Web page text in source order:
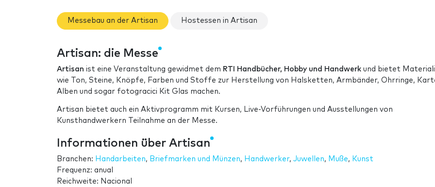
Messebau an der Artisan Hostessen in Artisan
Artisan: die Messe
Artisan ist eine Veranstaltung gewidmet dem RTI Handbücher, Hobby und Handwerk und bietet
wie Ton, Steine, Knöpfe, Farben und Stoffe zur Herstellung von Halsketten, Armbänder, Ohrringe,
Alben und sogar fotogracici Kit Glas machen.
Artisan bietet auch ein Aktivprogramm mit Kursen, Live-Vorführungen und Ausstellungen von
Kunsthandwerkern Teilnahme an der Messe.
Informationen über Artisan
Branchen: Handarbeiten, Briefmarken und Münzen, Handwerker, Juwellen, Muße, Kunst
Frequenz: anual
Reichweite: Nacional